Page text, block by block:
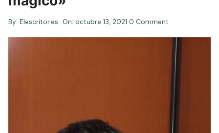
By: Elescritor.es On:octubre 13, 2021 0 Comment